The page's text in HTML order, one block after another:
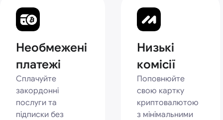
Необмежені
платежі
Сплачуйте
закордонні
послуги та
підписки без
Низькі
комісії
Поповнюйте
свою картку
криптовалютою
з мінімальними